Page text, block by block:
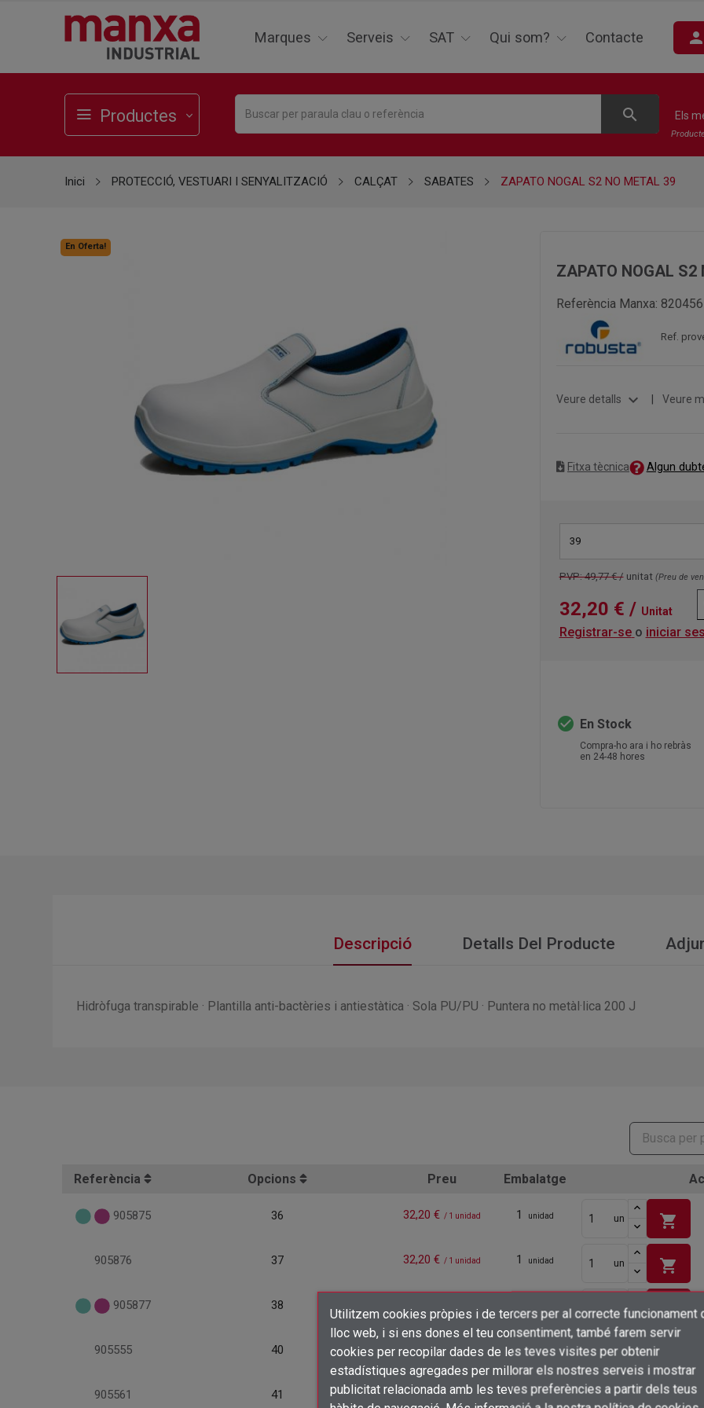
Afegir a la llista de desitjos×
Crear una llista de desitjos ×
Nom de la llista de desitjos
Connectar-se
Cal que connecteu per a desar els productes a la vostra llista de desitjos.
Marques Serveis SAT Qui som? Contacte person
Productes search Els
Utilitzem cookies pròpies i de tercers per al correcte funcionament
lloc web, i si ens dones el teu consentiment, també farem servir
cookies per recopilar dades de les teves visites per obtenir
estadístiques agregades per millorar els nostres serveis i mostrar
publicitat relacionada amb les teves preferències a partir dels teus
Inici PROTECCIÓ, VESTUARI I SENYALITZACIÓ CALÇAT SABATES ZAPATO NOGAL S2 NO METAL 39
En Oferta!
ZAPATO NOGAL S2
Referència Manxa: 820456
Ref.
Veure detalls expand_more Veure
Fitxa tècnica Algun
39
PVP: 49,77 € / unitat (Preu de
32,20 € / Unitat
Registrar-se o iniciar
check_circle En Stock
Compra-ho ara i ho rebràs
en 24-48 hores
Descripció Detalls Del Producte
Hidròfuga transpirable · Plantilla anti-bactèries i antiestàtica · Sola PU/PU · Puntera no metàl·lica 200 J
Referència Opcions Preu Embalatge
905875 36 32,20 € / 1 unidad 1 unidad un shopping_cart
905876 37 32,20 € / 1 unidad 1 unidad un shopping_cart
905877 38 un shopping_cart
905555 40 32,20 € / 1 unidad 1 unidad un shopping_cart
905561 41 32,20 € / 1 unidad 1 unidad un shopping_cart